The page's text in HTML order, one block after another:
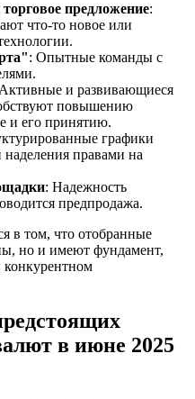
предложение:
что-то новое или
: Опытные команды с
и развивающиеся
повышению
и его принятию.
графики
наделения правами на
: Надежность
предпродажа.
в том, что отобранные
но и имеют фундамент,
конкурентном
в июне 2025